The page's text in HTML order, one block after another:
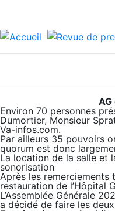
Environ 70 personnes
Dumortier, Monsieur
Va-infos.com.
Par ailleurs 35 pouvoirs
quorum est donc
La location de la salle et
sonorisation
Après les remerciements
restauration de l’Hôpital
L’Assemblée Générale
a décidé de faire les